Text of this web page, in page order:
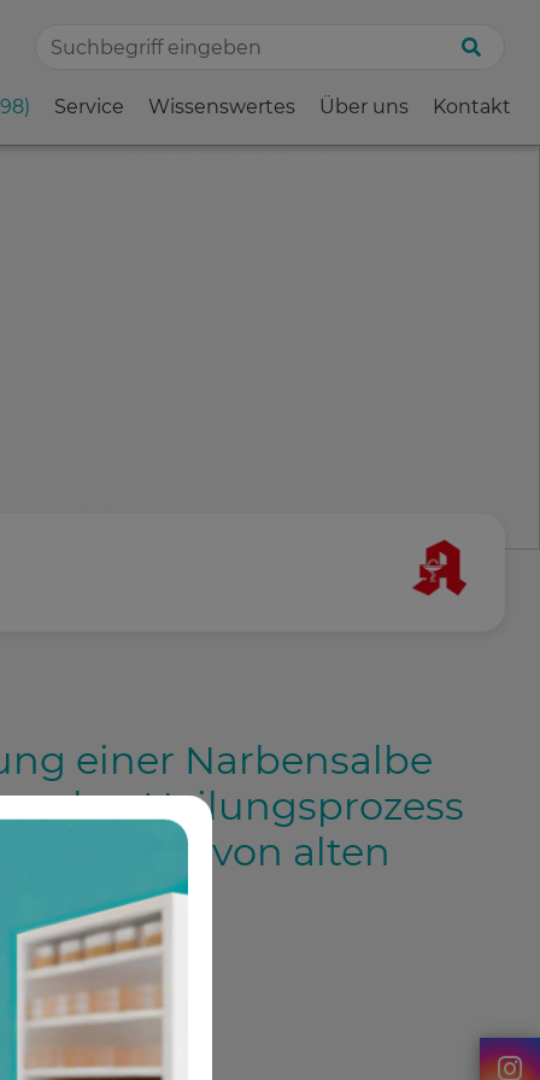
Service Wissenswertes Über uns Kontakt
einer Narbensalbe
Heilungsprozess
auch von alten
Hilfsstoffe):